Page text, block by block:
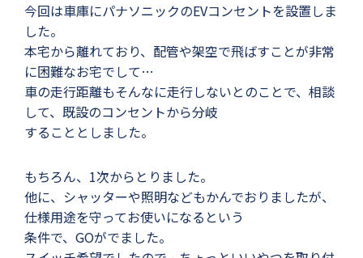
今回は車庫にパナソニックのEVコンセントを設置しま
した。
本宅から離れており、配管や架空で飛ばすことが非常
に困難なお宅でして…
車の走行距離もそんなに走行しないとのことで、相談
して、既設のコンセントから分岐
することとしました。
もちろん、1次からとりました。
他に、シャッターや照明などもかんでおりましたが、
仕様用途を守ってお使いになるという
条件で、GOがでました。